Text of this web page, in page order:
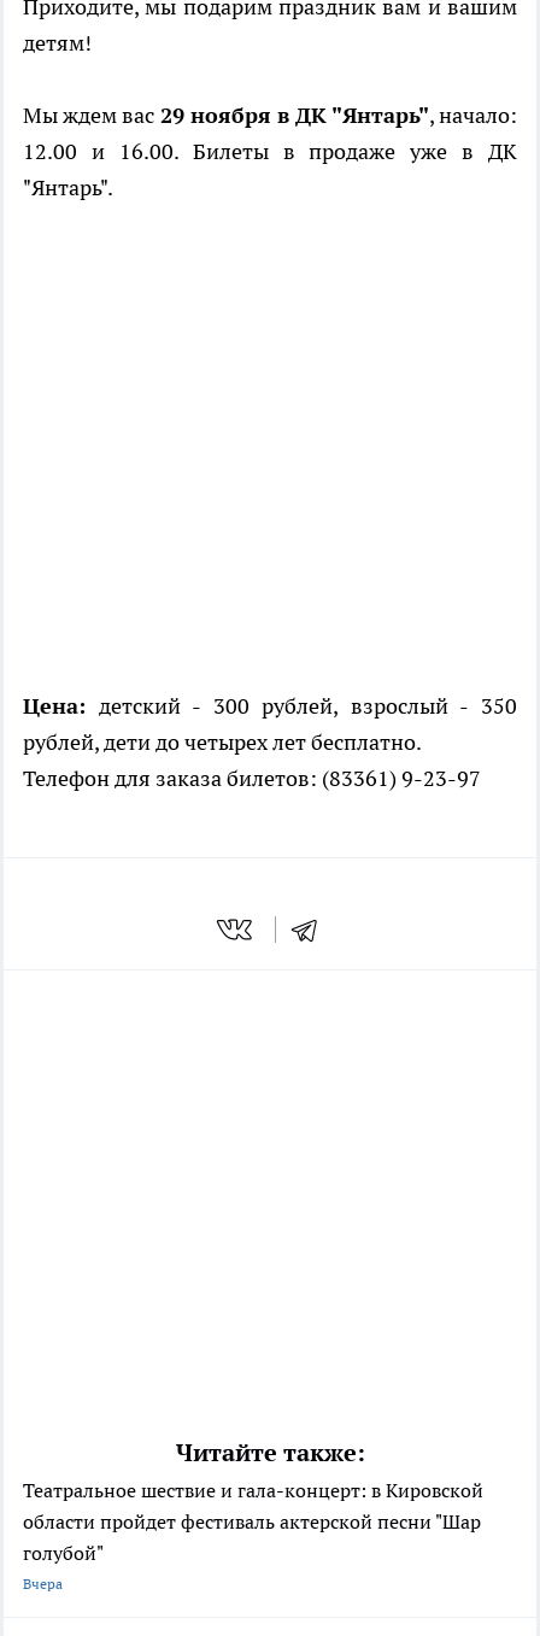
Приходите, мы подарим праздник вам и вашим
детям!
Мы ждем вас 29 ноября в ДК "Янтарь", начало:
12.00 и 16.00. Билеты в продаже уже в ДК
"Янтарь".
Цена: детский - 300 рублей, взрослый - 350
рублей, дети до четырех лет бесплатно.
Телефон для заказа билетов: (83361) 9-23-97
Читайте также:
Театральное шествие и гала-концерт: в Кировской
области пройдет фестиваль актерской песни "Шар
голубой"
Вчера